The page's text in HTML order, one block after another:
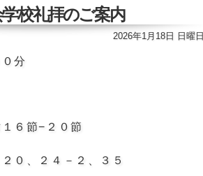
学校礼拝のご案内
2026年1月18日 日曜日
分
６節−２０節
０、２４－２、３５